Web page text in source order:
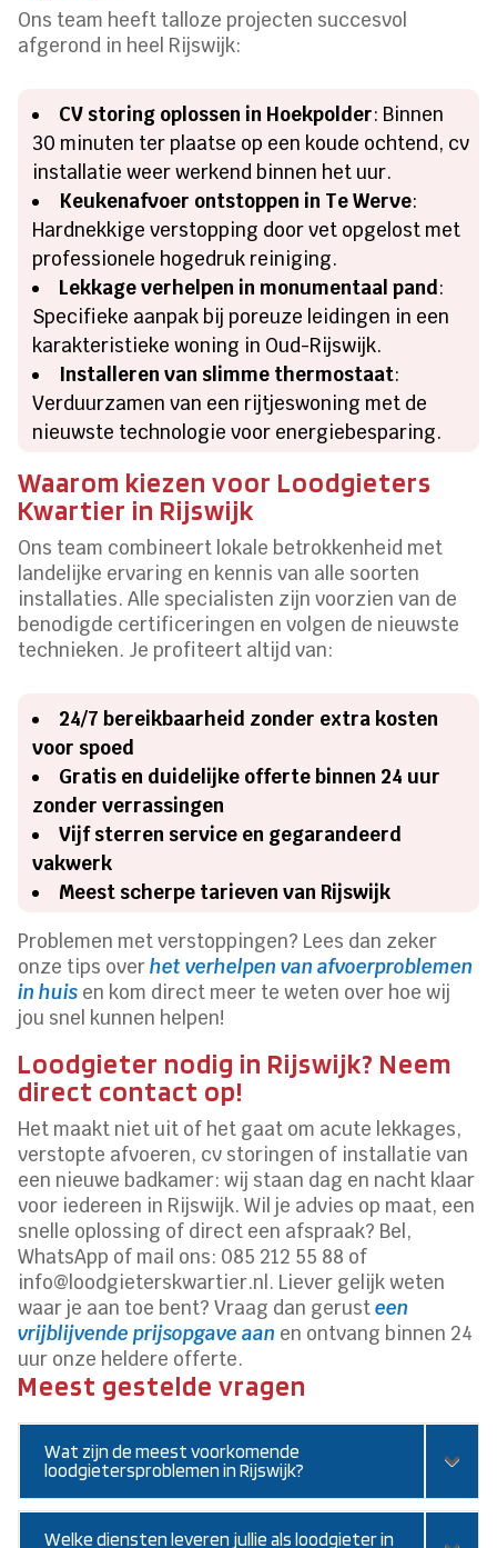
Ons team heeft talloze projecten succesvol
afgerond in heel Rijswijk:
CV storing oplossen in Hoekpolder: Binnen
30 minuten ter plaatse op een koude ochtend, cv
installatie weer werkend binnen het uur.
Keukenafvoer ontstoppen in Te Werve:
Hardnekkige verstopping door vet opgelost met
professionele hogedruk reiniging.
Lekkage verhelpen in monumentaal pand:
Specifieke aanpak bij poreuze leidingen in een
karakteristieke woning in Oud-Rijswijk.
Installeren van slimme thermostaat:
Verduurzamen van een rijtjeswoning met de
nieuwste technologie voor energiebesparing.
Waarom kiezen voor Loodgieters
Kwartier in Rijswijk
Ons team combineert lokale betrokkenheid met
landelijke ervaring en kennis van alle soorten
installaties. Alle specialisten zijn voorzien van de
benodigde certificeringen en volgen de nieuwste
technieken. Je profiteert altijd van:
24/7 bereikbaarheid zonder extra kosten
voor spoed
Gratis en duidelijke offerte binnen 24 uur
zonder verrassingen
Vijf sterren service en gegarandeerd
vakwerk
Meest scherpe tarieven van Rijswijk
Problemen met verstoppingen? Lees dan zeker
onze tips overhet verhelpen van afvoerproblemen
in huis en kom direct meer te weten over hoe wij
jou snel kunnen helpen!
Loodgieter nodig in Rijswijk? Neem
direct contact op!
Het maakt niet uit of het gaat om acute lekkages,
verstopte afvoeren, cv storingen of installatie van
een nieuwe badkamer: wij staan dag en nacht klaar
voor iedereen in Rijswijk. Wil je advies op maat, een
snelle oplossing of direct een afspraak? Bel,
WhatsApp of mail ons: 085 212 55 88 of
info@loodgieterskwartier.nl. Liever gelijk weten
waar je aan toe bent? Vraag dan gerusteen
vrijblijvende prijsopgave aan en ontvang binnen 24
uur onze heldere offerte.
Meest gestelde vragen
Wat zijn de meest voorkomende
loodgietersproblemen in Rijswijk?
Welke diensten leveren jullie als loodgieter in